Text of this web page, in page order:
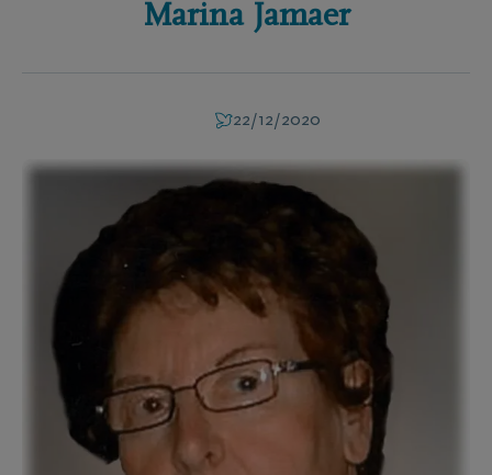
Marina Jamaer
22/12/2020